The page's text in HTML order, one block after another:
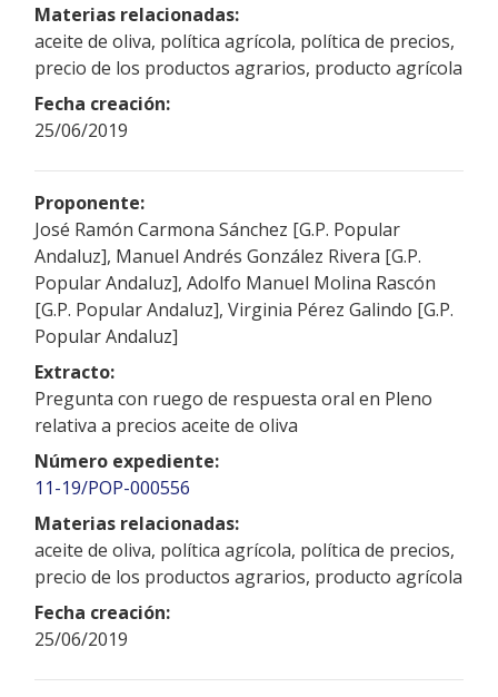
Materias relacionadas:
aceite de oliva, política agrícola, política de precios,
precio de los productos agrarios, producto agrícola
Fecha creación:
25/06/2019
Proponente:
José Ramón Carmona Sánchez [G.P. Popular
Andaluz], Manuel Andrés González Rivera [G.P.
Popular Andaluz], Adolfo Manuel Molina Rascón
[G.P. Popular Andaluz], Virginia Pérez Galindo [G.P.
Popular Andaluz]
Extracto:
Pregunta con ruego de respuesta oral en Pleno
relativa a precios aceite de oliva
Número expediente:
11-19/POP-000556
Materias relacionadas:
aceite de oliva, política agrícola, política de precios,
precio de los productos agrarios, producto agrícola
Fecha creación:
25/06/2019